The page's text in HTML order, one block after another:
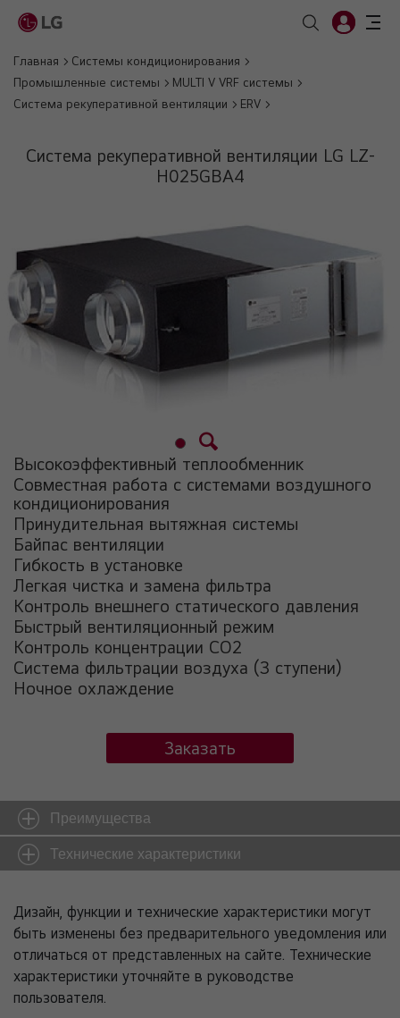
Главная
Системы кондиционирования
Промышленные системы
MULTI V VRF системы
Система рекуперативной вентиляции
ERV
Система рекуперативной вентиляции LG LZ-
H025GBA4
Высокоэффективный теплообменник
Совместная работа с системами воздушного
кондиционирования
Принудительная вытяжная системы
Байпас вентиляции
Гибкость в установке
Легкая чистка и замена фильтра
Контроль внешнего статического давления
Быстрый вентиляционный режим
Контроль концентрации СО2
Система фильтрации воздуха (3 ступени)
Ночное охлаждение
Заказать
Преимущества
Технические характеристики
Дизайн, функции и технические характеристики могут
быть изменены без предварительного уведомления или
отличаться от представленных на сайте. Технические
характеристики уточняйте в руководстве
пользователя.